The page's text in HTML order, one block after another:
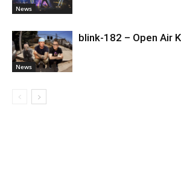
News
News
blink-182 – Open Air